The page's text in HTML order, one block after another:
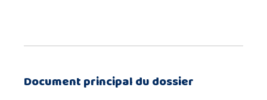
Document principal du dossier